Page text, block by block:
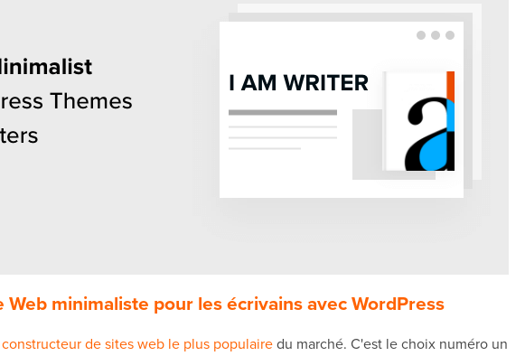
Web minimaliste pour les écrivains avec WordPress
constructeur de sites web le plus populairedu marché. C'est le choix numéro un